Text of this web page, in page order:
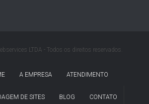
LTDA - Todos os direitos reservados.
A EMPRESA ATENDIMENTO
DE SITES BLOG CONTATO